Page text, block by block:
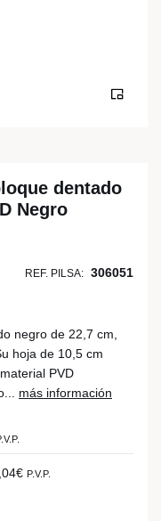
dentado
Negro
REF. PILSA: 306051
negro de 22,7 cm,
hoja de 10,5 cm
PVD
más información
P.V.P.